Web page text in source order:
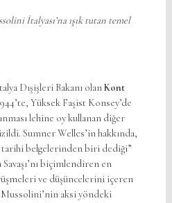
İtalyası’na ışık tutan temel
Dışişleri Bakanı olanKont
Yüksek Faşist Konsey’de
lehine oy kullanan diğer
Sumner Welles’in hakkında,
tarihi belgelerinden biri dediği”
biçimlendiren en
ve düşüncelerini içeren
aksi yöndeki